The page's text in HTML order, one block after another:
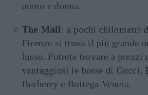
uomo e donna.
The Mall : a pochi chilometri
Firenze si trova il più grande
lusso. Potrete trovare a prezzi
vantaggiosi le borse di Gucci,
Burberry e Bottega Veneta.